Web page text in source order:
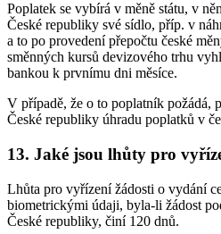
Poplatek se vybírá v měně státu, v
České republiky své sídlo, příp. v
a to po provedení přepočtu české
směnných kursů devizového trhu
bankou k prvnímu dni měsíce.
V případě, že o to poplatník požádá,
České republiky úhradu poplatků v
13. Jaké jsou lhůty pro
Lhůta pro vyřízení žádosti o vydání
biometrickými údaji, byla-li žádost
České republiky, činí 120 dnů.